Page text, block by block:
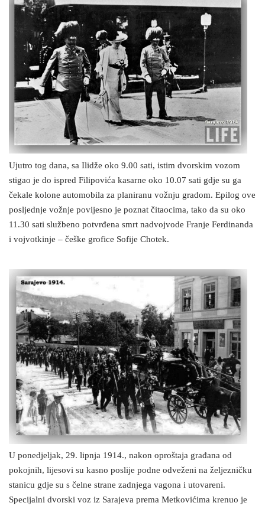
Ujutro tog dana, sa Ilidže oko 9.00 sati, istim dvorskim vozom
stigao je do ispred Filipovića kasarne oko 10.07 sati gdje su ga
čekale kolone automobila za planiranu vožnju gradom. Epilog ove
posljednje vožnje povijesno je poznat čitaocima, tako da su oko
11.30 sati službeno potvrđena smrt nadvojvode Franje Ferdinanda
i vojvotkinje – češke grofice Sofije Chotek.
U ponedjeljak, 29. lipnja 1914., nakon oproštaja građana od
pokojnih, lijesovi su kasno poslije podne odveženi na željezničku
stanicu gdje su s čelne strane zadnjega vagona i utovareni.
Specijalni dvorski voz iz Sarajeva prema Metkovićima krenuo je